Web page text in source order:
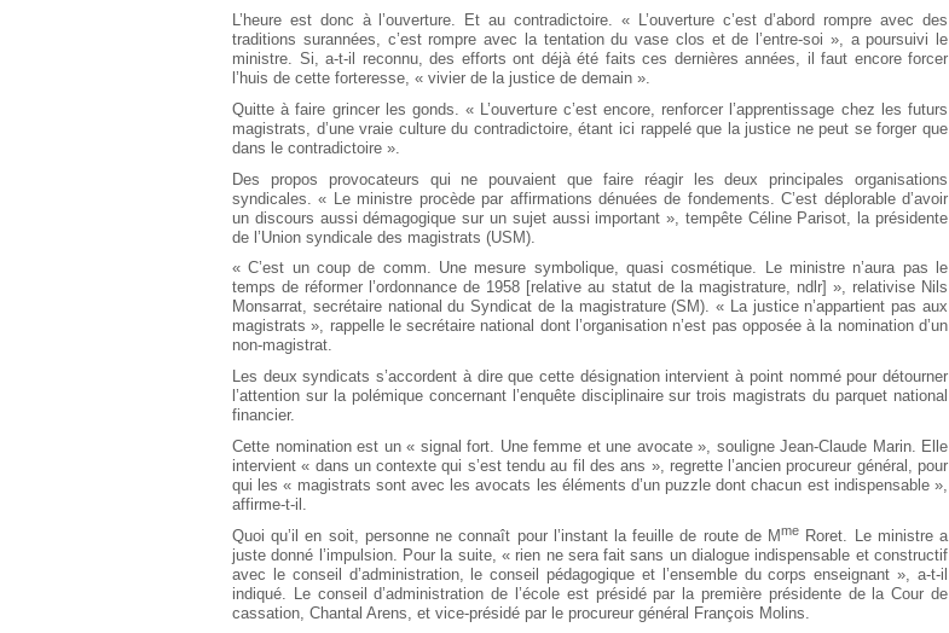
L’heure est donc à l’ouverture. Et au contradictoire. « L’ouverture c’est d’abord rompre avec des
traditions surannées, c’est rompre avec la tentation du vase clos et de l’entre-soi », a poursuivi le
ministre. Si, a-t-il reconnu, des efforts ont déjà été faits ces dernières années, il faut encore forcer
l’huis de cette forteresse, « vivier de la justice de demain ».
Quitte à faire grincer les gonds. « L’ouverture c’est encore, renforcer l’apprentissage chez les futurs
magistrats, d’une vraie culture du contradictoire, étant ici rappelé que la justice ne peut se forger que
dans le contradictoire ».
Des propos provocateurs qui ne pouvaient que faire réagir les deux principales organisations
syndicales. « Le ministre procède par affirmations dénuées de fondements. C’est déplorable d’avoir
un discours aussi démagogique sur un sujet aussi important », tempête Céline Parisot, la présidente
de l’Union syndicale des magistrats (USM).
« C’est un coup de comm. Une mesure symbolique, quasi cosmétique. Le ministre n’aura pas le
temps de réformer l’ordonnance de 1958 [relative au statut de la magistrature, ndlr] », relativise Nils
Monsarrat, secrétaire national du Syndicat de la magistrature (SM). « La justice n’appartient pas aux
magistrats », rappelle le secrétaire national dont l’organisation n’est pas opposée à la nomination d’un
non-magistrat.
Les deux syndicats s’accordent à dire que cette désignation intervient à point nommé pour détourner
l’attention sur la polémique concernant l’enquête disciplinaire sur trois magistrats du parquet national
financier.
Cette nomination est un « signal fort. Une femme et une avocate », souligne Jean-Claude Marin. Elle
intervient « dans un contexte qui s’est tendu au fil des ans », regrette l’ancien procureur général, pour
qui les « magistrats sont avec les avocats les éléments d’un puzzle dont chacun est indispensable »,
affirme-t-il.
Quoi qu’il en soit, personne ne connaît pour l’instant la feuille de route de Mme Roret. Le ministre a
juste donné l’impulsion. Pour la suite, « rien ne sera fait sans un dialogue indispensable et constructif
avec le conseil d’administration, le conseil pédagogique et l’ensemble du corps enseignant », a-t-il
indiqué. Le conseil d’administration de l’école est présidé par la première présidente de la Cour de
cassation, Chantal Arens, et vice-présidé par le procureur général François Molins.